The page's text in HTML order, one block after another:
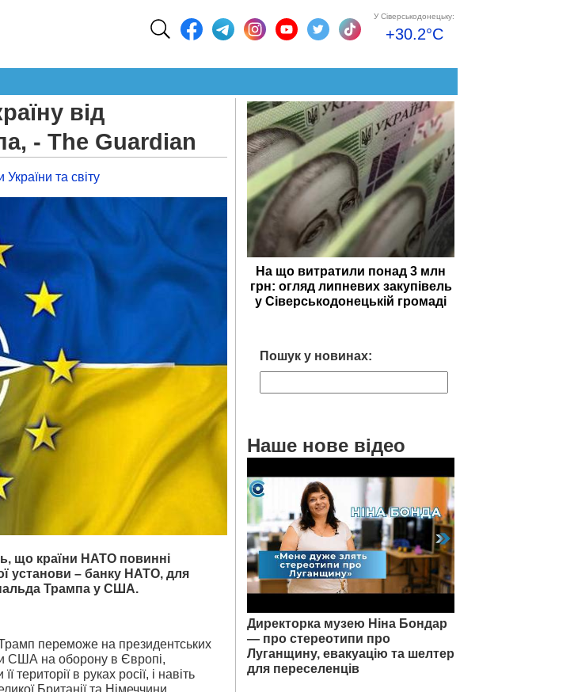
У Сіверськодонецьку:
+30.2°C
від
- The Guardian
України та світу
що країни НАТО повинні
установи – банку НАТО, для
Трампа у США.
переможе на президентських
США на оборону в Європі,
території в руках росії, і навіть
Британії та Німеччини.
На що витратили понад 3 млн
грн: огляд липневих закупівель
у Сіверськодонецькій громаді
Пошук у новинах:
Наше нове відео
Директорка музею Ніна Бондар
— про стереотипи про
Луганщину, евакуацію та шелтер
для переселенців